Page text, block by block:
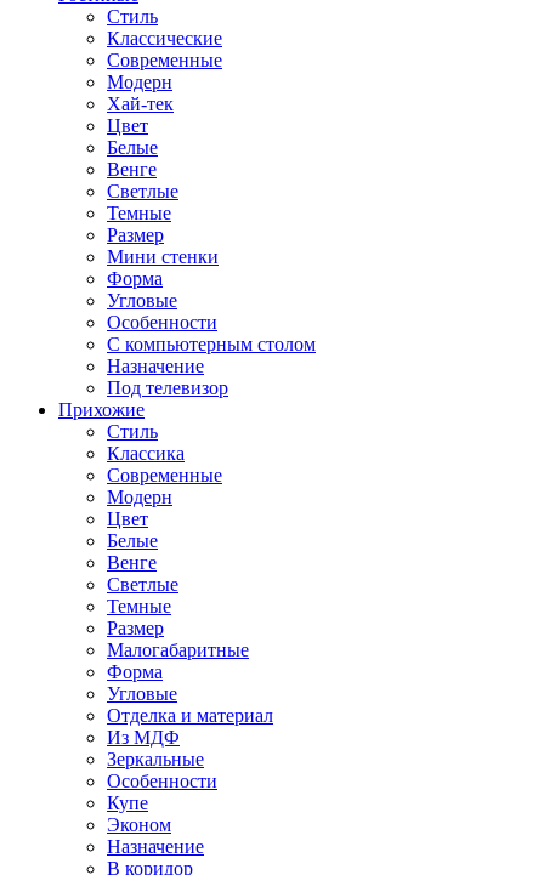
Стиль
Классические
Современные
Модерн
Хай-тек
Цвет
Белые
Венге
Светлые
Темные
Размер
Мини стенки
Форма
Угловые
Особенности
С компьютерным столом
Назначение
Под телевизор
Прихожие
Стиль
Классика
Современные
Модерн
Цвет
Белые
Венге
Светлые
Темные
Размер
Малогабаритные
Форма
Угловые
Отделка и материал
Из МДФ
Зеркальные
Особенности
Купе
Эконом
Назначение
В коридор